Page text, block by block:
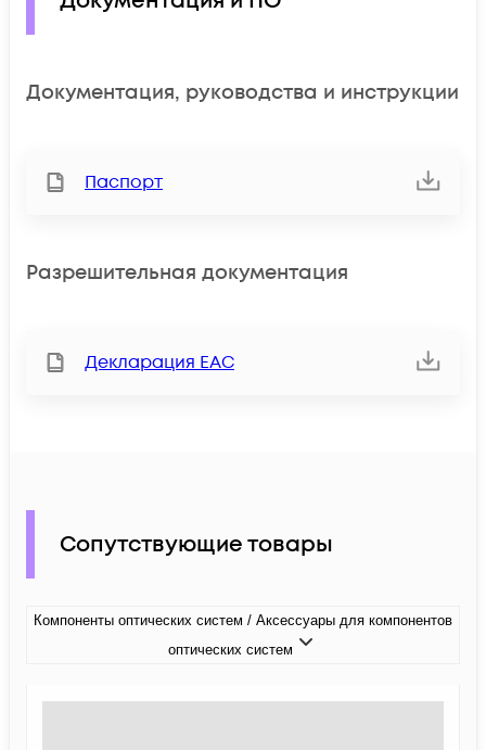
Документация, руководства и инструкции
Паспорт
Разрешительная документация
Декларация ЕАС
Сопутствующие товары
Компоненты оптических систем / Аксессуары для компонентов
оптических систем